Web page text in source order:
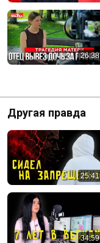
26:38
Другая правда
25:41
34:59